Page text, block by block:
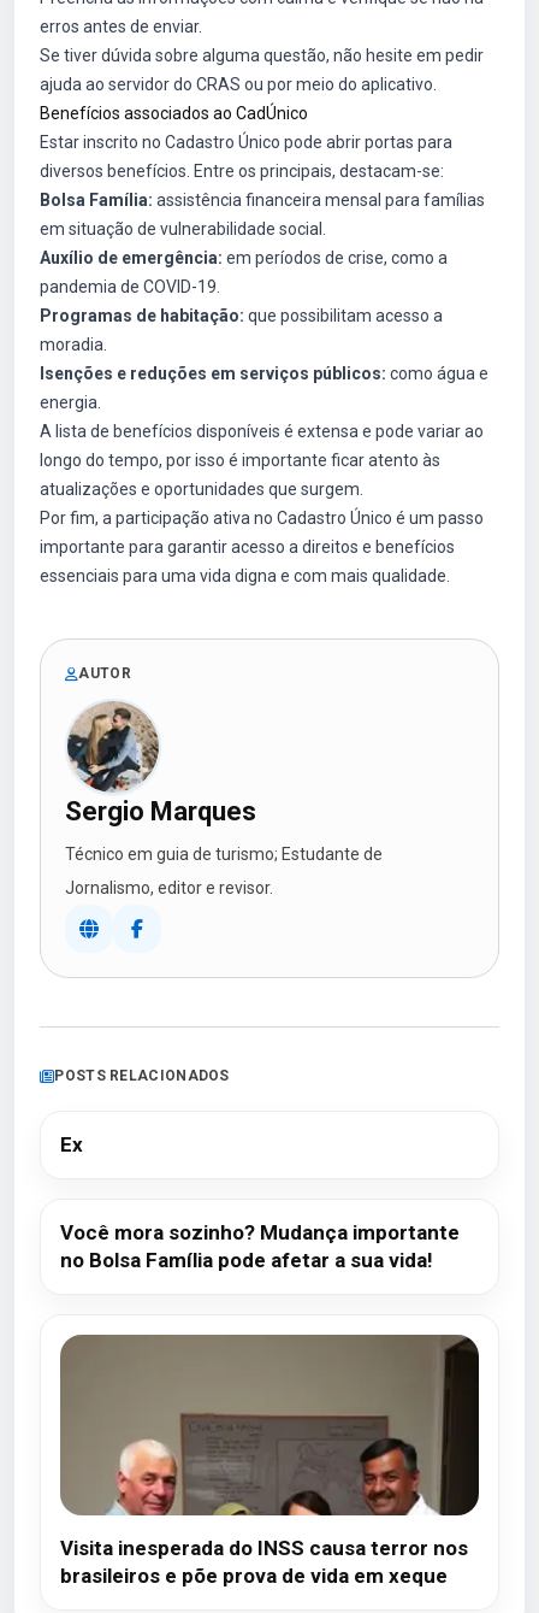
erros antes de enviar.
Se tiver dúvida sobre alguma questão, não hesite em pedir
ajuda ao servidor do CRAS ou por meio do aplicativo.
Benefícios associados ao CadÚnico
Estar inscrito no Cadastro Único pode abrir portas para
diversos benefícios. Entre os principais, destacam-se:
Bolsa Família: assistência financeira mensal para famílias
em situação de vulnerabilidade social.
Auxílio de emergência: em períodos de crise, como a
pandemia de COVID-19.
Programas de habitação: que possibilitam acesso a
moradia.
Isenções e reduções em serviços públicos: como água e
energia.
A lista de benefícios disponíveis é extensa e pode variar ao
longo do tempo, por isso é importante ficar atento às
atualizações e oportunidades que surgem.
Por fim, a participação ativa no Cadastro Único é um passo
importante para garantir acesso a direitos e benefícios
essenciais para uma vida digna e com mais qualidade.
AUTOR
Sergio Marques
Técnico em guia de turismo; Estudante de
Jornalismo, editor e revisor.
POSTS RELACIONADOS
Ex
Você mora sozinho? Mudança importante
no Bolsa Família pode afetar a sua vida!
Visita inesperada do INSS causa terror nos
brasileiros e põe prova de vida em xeque